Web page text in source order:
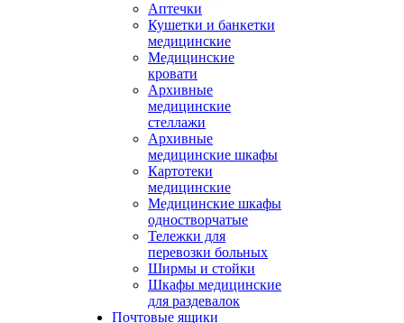
Аптечки
Кушетки и банкетки
медицинские
Медицинские
кровати
Архивные
медицинские
стеллажи
Архивные
медицинские шкафы
Картотеки
медицинские
Медицинские шкафы
одностворчатые
Тележки для
перевозки больных
Ширмы и стойки
Шкафы медицинские
для раздевалок
Почтовые ящики